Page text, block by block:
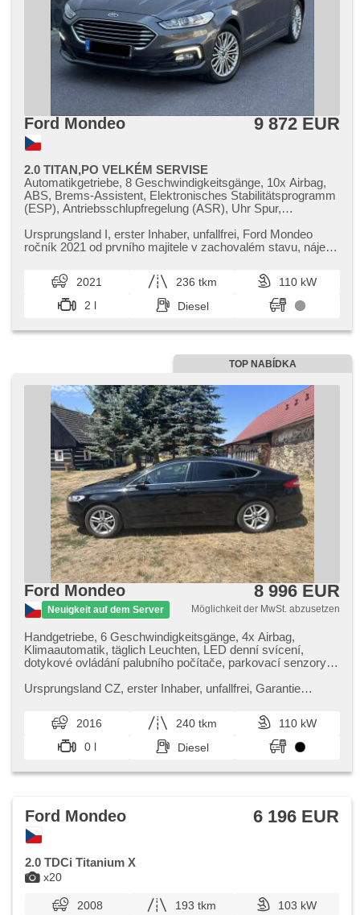
Ford Mondeo 9 872 EUR
2.0 TITAN,PO VELKÉM SERVISE
Automatikgetriebe, 8 Geschwindigkeitsgänge, 10x Airbag,
ABS, Brems-Assistent, Elektronisches Stabilitätsprogramm
(ESP), Antriebsschlupfregelung (ASR), Uhr Spur,
Klimaanlage, Tempomat, Alufelgen, erfüllt 'EURO VI',
Navigation, parkovací senzory přední, parkovací senzory
odemykání, Lichtsensor, Scheibenwischersensor,
Multifunktionslenkrad, Android Auto, Apple CarPlay,
Bluetooth, El. Seitenscheiben, El. Vorderscheiben, El.
Spiegel, Zentralverriegelung mit Funkfernbedienung,
Zusatzscheinwerfer, Nebelscheinwerfer, Start-Stop System,
Ursprungsland I,​ erster Inhaber,​ unfallfrei,​ Ford Mondeo
ročník 2021 od prvního majitele v zachovalém stavu,​ nájezd
2021 236 tkm
110 kW
2 l
Diesel
TOP NABÍDKA
Ford Mondeo
Neuigkeit auf dem Server
8 996 EUR
Möglichkeit der MwSt. abzusetzen
Handgetriebe, 6 Geschwindigkeitsgänge, 4x Airbag,
Klimaautomatik, täglich Leuchten, LED denní svícení,
dotykové ovládání palubního počítače, parkovací senzory
hands free, Bluetooth, El. Klappspiegel, Zentralverriegelung
Sitze, Nebelscheinwerfer, USB, Autoradio, CD-Spieler,
beheizte Frontscheibe, zadní loketní opěrka, zatmavená
zadní skla, Anhängevorrichtung
Ursprungsland CZ,​ erster Inhaber,​ unfallfrei,​ Garantie
15000km,​nekuřácké,​nebourané.
2016 240 tkm
110 kW
0 l
Diesel
x20
Ford Mondeo 6 196 EUR
2.0 TDCi Titanium X
2008 193 tkm
103 kW